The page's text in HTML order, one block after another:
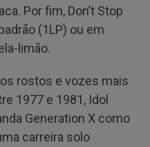
Por fim, Don’t Stop
(1LP) ou em
limão.
rostos e vozes mais
1977 e 1981, Idol
Generation X como
carreira solo